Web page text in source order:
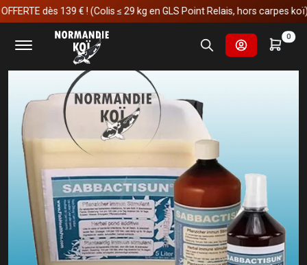
dès 139 € ! (Colis ≤ 29 kg en GLS Point Relais, hors carpes koï)
0
Accueil Soins et manipulations Sabbactisun